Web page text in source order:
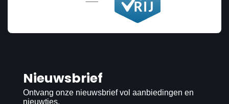
Nieuwsbrief
Ontvang onze nieuwsbrief vol aanbiedingen en
nieuwtjes.